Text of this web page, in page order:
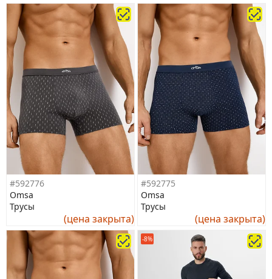
#592776
Omsa
Трусы
(цена закрыта)
#592775
Omsa
Трусы
(цена закрыта)
-8%